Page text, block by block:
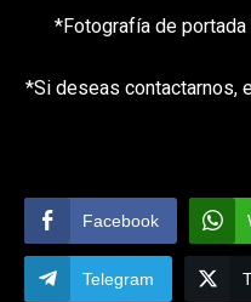
*Fotografía de
*Si deseas contactarnos,
Facebook
Telegram